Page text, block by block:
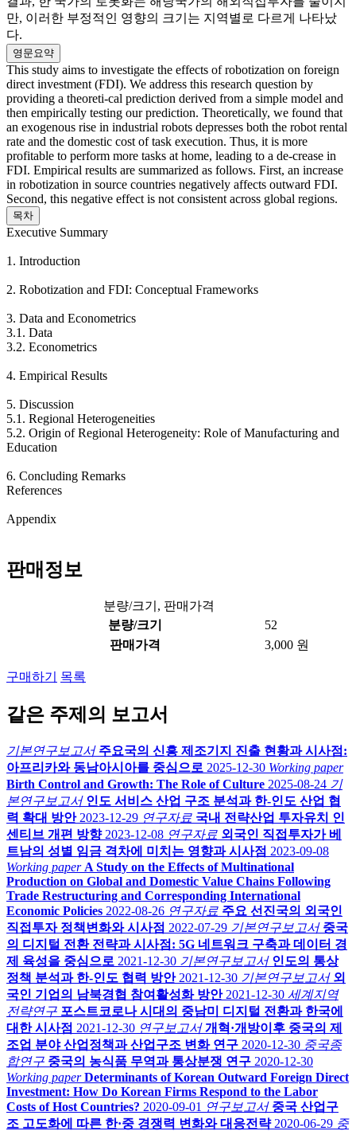
만, 이러한 부정적인 영향의 크기는 지역별로 다르게 나타났
다.
영문요약
This study aims to investigate the effects of robotization on foreign
direct investment (FDI). We address this research question by
providing a theoreti-cal prediction derived from a simple model and
then empirically testing our prediction. Theoretically, we found that
an exogenous rise in industrial robots depresses both the robot rental
rate and the domestic cost of task execution. Thus, it is more
profitable to perform more tasks at home, leading to a de-crease in
FDI. Empirical results are summarized as follows. First, an increase
in robotization in source countries negatively affects outward FDI.
Second, this negative effect is not consistent across global regions.
목차
Executive Summary
1. Introduction
2. Robotization and FDI: Conceptual Frameworks
3. Data and Econometrics
3.1. Data
3.2. Econometrics
4. Empirical Results
5. Discussion
5.1. Regional Heterogeneities
5.2. Origin of Regional Heterogeneity: Role of Manufacturing and
Education
6. Concluding Remarks
References
Appendix
판매정보
분량/크기, 판매가격
분량/크기
52
판매가격
3,000 원
구매하기 목록
같은 주제의 보고서
기본연구보고서 주요국의 신흥 제조기지 진출 현황과 시사점:
아프리카와 동남아시아를 중심으로 2025-12-30 Working paper
Birth Control and Growth: The Role of Culture 2025-08-24 기
본연구보고서 인도 서비스 산업 구조 분석과 한-인도 산업 협
력 확대 방안 2023-12-29 연구자료 국내 전략산업 투자유치 인
센티브 개편 방향 2023-12-08 연구자료 외국인 직접투자가 베
트남의 성별 임금 격차에 미치는 영향과 시사점 2023-09-08
Working paper A Study on the Effects of Multinational
Production on Global and Domestic Value Chains Following
Trade Restructuring and Corresponding International
Economic Policies 2022-08-26 연구자료 주요 선진국의 외국인
직접투자 정책변화와 시사점 2022-07-29 기본연구보고서 중국
의 디지털 전환 전략과 시사점: 5G 네트워크 구축과 데이터 경
제 육성을 중심으로 2021-12-30 기본연구보고서 인도의 통상
정책 분석과 한-인도 협력 방안 2021-12-30 기본연구보고서 외
국인 기업의 남북경협 참여활성화 방안 2021-12-30 세계지역
전략연구 포스트코로나 시대의 중남미 디지털 전환과 한국에
대한 시사점 2021-12-30 연구보고서 개혁·개방이후 중국의 제
조업 분야 산업정책과 산업구조 변화 연구 2020-12-30 중국종
합연구 중국의 농식품 무역과 통상분쟁 연구 2020-12-30
Working paper Determinants of Korean Outward Foreign Direct
Investment: How Do Korean Firms Respond to the Labor
Costs of Host Countries? 2020-09-01 연구보고서 중국 산업구
조 고도화에 따른 한·중 경쟁력 변화와 대응전략 2020-06-29 중